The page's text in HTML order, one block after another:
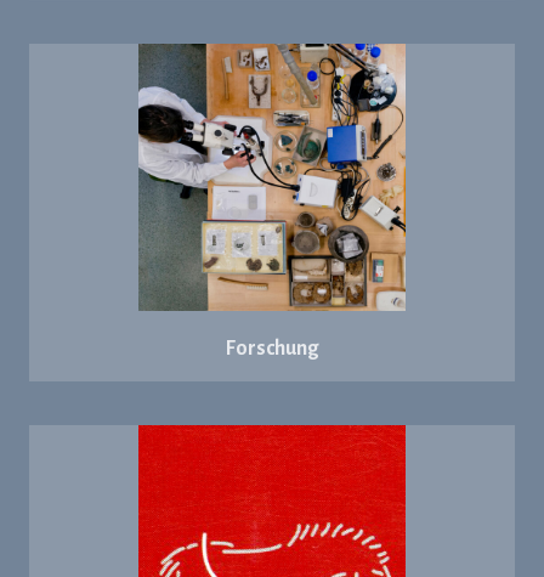
Forschung